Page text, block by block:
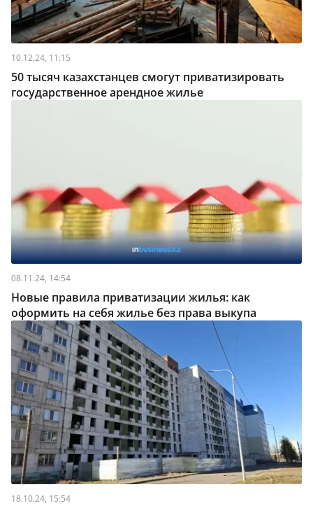
10.12.24, 11:15
50 тысяч казахстанцев смогут приватизировать
государственное арендное жилье
08.11.24, 14:54
Новые правила приватизации жилья: как
оформить на себя жилье без права выкупа
18.10.24, 15:54